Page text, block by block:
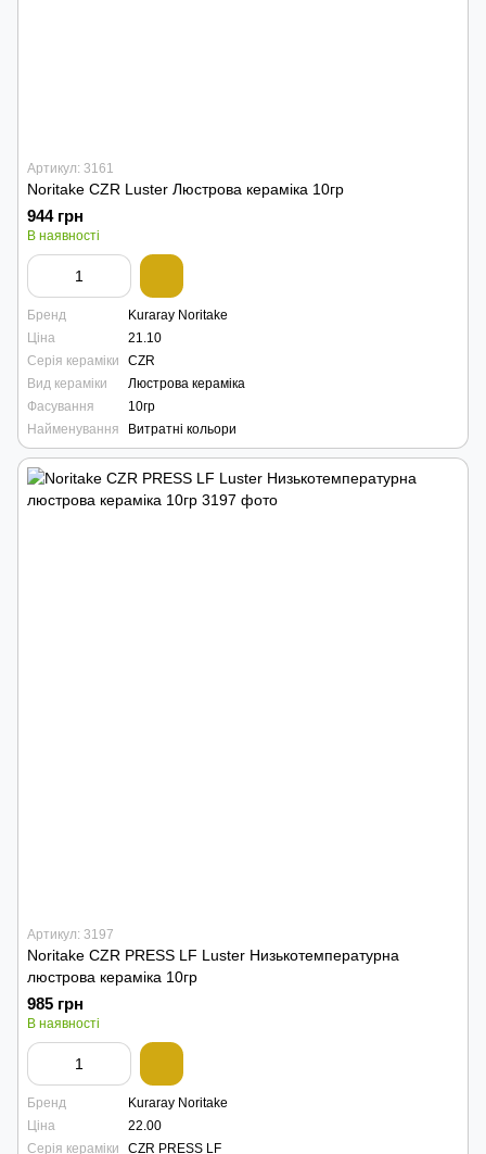
Артикул: 3161
Noritake CZR Luster Люстрова кераміка 10гр
944 грн
В наявності
Бренд
Kuraray Noritake
Ціна
21.10
Серія кераміки
CZR
Вид кераміки
Люстрова кераміка
Фасування
10гр
Найменування
Витратні кольори
Артикул: 3197
Noritake CZR PRESS LF Luster Низькотемпературна
люстрова кераміка 10гр
985 грн
В наявності
Бренд
Kuraray Noritake
Ціна
22.00
Серія кераміки
CZR PRESS LF